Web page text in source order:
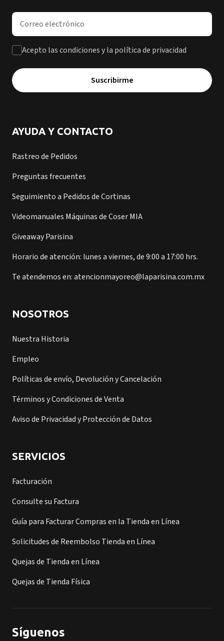
Dirección de correo electrónico
Acepto las condiciones y la política de privacidad
Suscribirme
AYUDA Y CONTACTO
Rastreo de Pedidos
Preguntas frecuentes
Seguimiento a Pedidos de Cortinas
Videomanuales Máquinas de Coser MIA
Giveaway Parisina
Horario de atención: lunes a viernes, de 9:00 a 17:00 hrs.
Te atendemos en: atencionmayoreo@laparisina.com.mx
NOSOTROS
Nuestra Historia
Empleo
Políticas de envío, Devolución y Cancelación
Términos y Condiciones de Venta
Aviso de Privacidad y Protección de Datos
SERVICIOS
Facturación
Consulte su Factura
Guía para Facturar Compras en la Tienda en Línea
Solicitudes de Reembolso Tienda en Línea
Quejas de Tienda en Línea
Quejas de Tienda Física
Síguenos